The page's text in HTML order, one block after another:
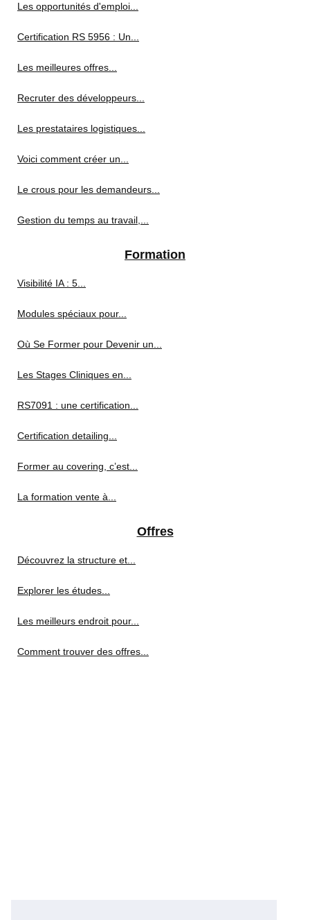
Les opportunités d'emploi...
Certification RS 5956 : Un...
Les meilleures offres...
Recruter des développeurs...
Les prestataires logistiques...
Voici comment créer un...
Le crous pour les demandeurs...
Gestion du temps au travail,...
Formation
Visibilité IA : 5...
Modules spéciaux pour...
Où Se Former pour Devenir un...
Les Stages Cliniques en...
RS7091 : une certification...
Certification detailing...
Former au covering, c’est...
La formation vente à...
Offres
Découvrez la structure et...
Explorer les études...
Les meilleurs endroit pour...
Comment trouver des offres...